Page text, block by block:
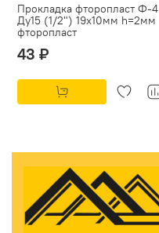
Прокладка фторопласт Ф-4
Ду15 (1/2") 19х10мм h=2мм
фторопласт
43 ₽